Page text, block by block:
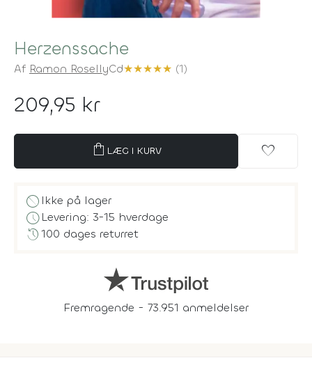
Herzenssache
Af Ramon RosellyCd★★★★★ (1)
209,95 kr
shopping_bag LÆG I KURV favorite
block Ikke på lager
scheduleLevering: 3-15 hverdage
history100 dages returret
Fremragende - 73.951 anmeldelser